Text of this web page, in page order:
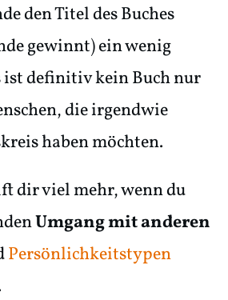
den Titel des Buches
gewinnt) ein wenig
definitiv kein Buch nur
die irgendwie
haben möchten.
dir viel mehr, wenn du
Umgang mit anderen
Persönlichkeitstypen